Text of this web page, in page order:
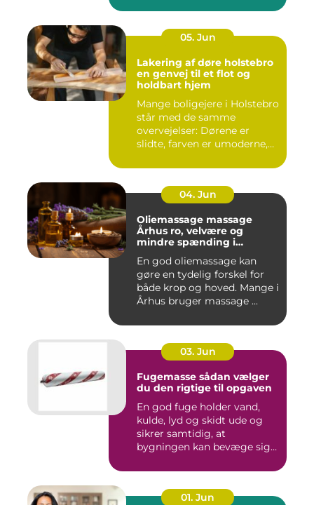
05. Jun
Lakering af døre holstebro
en genvej til et flot og
holdbart hjem
Mange boligejere i Holstebro
står med de samme
overvejelser: Dørene er
slidte, farven er umoderne,
04. Jun
Oliemassage massage
Århus ro, velvære og
mindre spænding i
En god oliemassage kan
gøre en tydelig forskel for
både krop og hoved. Mange i
Århus bruger massage ...
03. Jun
Fugemasse sådan vælger
du den rigtige til opgaven
En god fuge holder vand,
kulde, lyd og skidt ude og
sikrer samtidig, at
bygningen kan bevæge sig
01. Jun